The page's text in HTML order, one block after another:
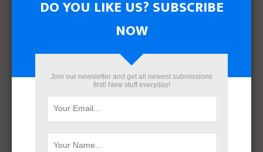
August 2026
May 2026
February 2026
November 2025
DO YOU LIKE US? SUBSCRIBE
NOW
Join our newsletter and get all newest submissions
first! New stuff everyday!